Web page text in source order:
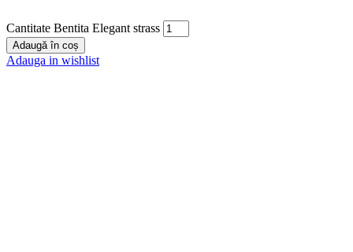
Cantitate Bentita Elegant strass
Adaugă în coș
Adauga in wishlist